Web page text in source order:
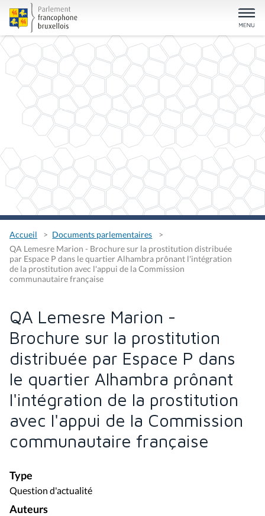
Accueil
Documents parlementaires
QA Lemesre Marion - Brochure sur la prostitution distribuée
par Espace P dans le quartier Alhambra prônant l'intégration
de la prostitution avec l'appui de la Commission
communautaire française
QA Lemesre Marion -
Brochure sur la prostitution
distribuée par Espace P dans
le quartier Alhambra prônant
l'intégration de la prostitution
avec l'appui de la Commission
communautaire française
Type
Question d'actualité
Auteurs